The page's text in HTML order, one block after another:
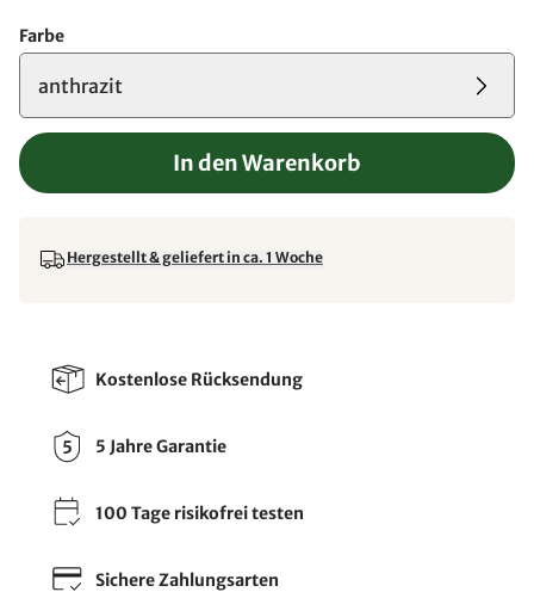
Farbe
anthrazit
In den Warenkorb
Hergestellt & geliefert in ca. 1 Woche
Kostenlose Rücksendung
5 Jahre Garantie
100 Tage risikofrei testen
Sichere Zahlungsarten